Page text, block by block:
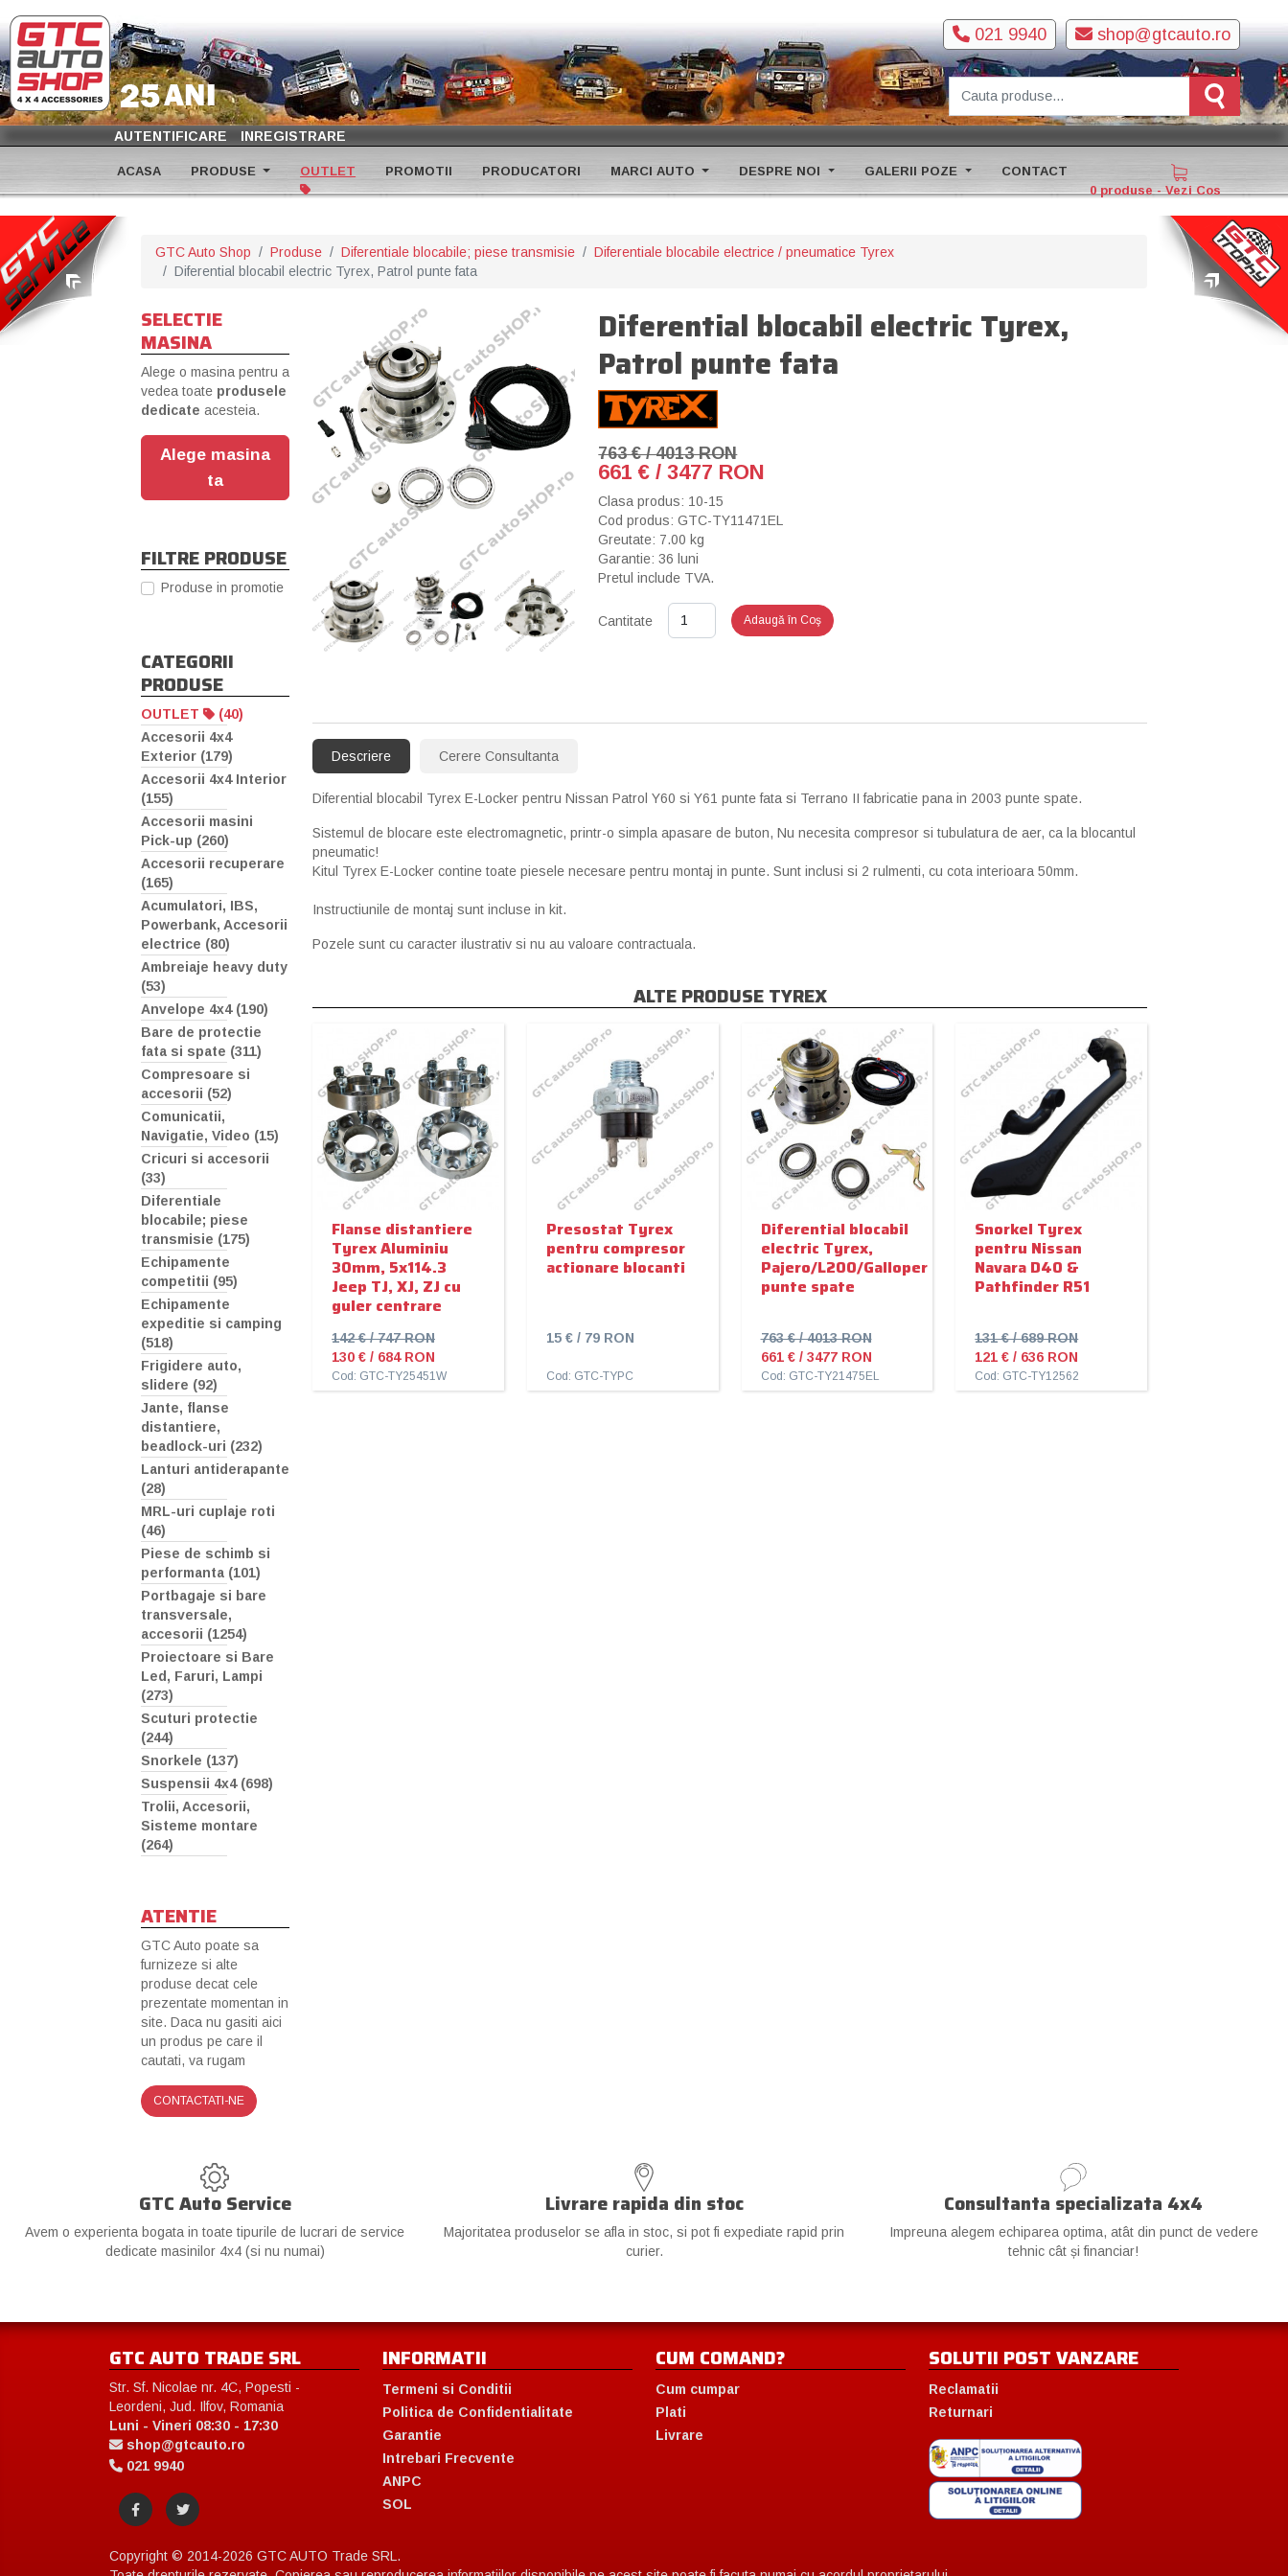
shop@gtcauto.ro
021 9940
AUTENTIFICARE INREGISTRARE
ACASA PRODUSE OUTLET PROMOTII PRODUCATORI MARCI AUTO DESPRE NOI GALERII POZE
CONTACT
0 produse - Vezi Cos
GTC Auto Shop Produse Diferentiale blocabile; piese transmisie
Diferentiale blocabile electrice / pneumatice Tyrex
Diferential blocabil electric Tyrex, Patrol punte fata
‹ ›
Diferential blocabil electric Tyrex,
Patrol punte fata
763 € / 4013 RON
661 € / 3477 RON
Clasa produs: 10-15
Cod produs: GTC-TY11471EL
Greutate: 7.00 kg
Garantie: 36 luni
Pretul include TVA.
Cantitate Adaugă în Coş
Descriere Cerere Consultanta
Diferential blocabil Tyrex E-Locker pentru Nissan Patrol Y60 si Y61 punte fata si Terrano II fabricatie pana in 2003 punte spate.
Sistemul de blocare este electromagnetic, printr-o simpla apasare de buton, Nu necesita compresor si tubulatura de aer, ca la blocantul
pneumatic!
Kitul Tyrex E-Locker contine toate piesele necesare pentru montaj in punte. Sunt inclusi si 2 rulmenti, cu cota interioara 50mm.
Instructiunile de montaj sunt incluse in kit.
Pozele sunt cu caracter ilustrativ si nu au valoare contractuala.
ALTE PRODUSE TYREX
Flanse distantiere
Tyrex Aluminiu
30mm, 5x114.3
Jeep TJ, XJ, ZJ cu
guler centrare
142 € / 747 RON
130 € / 684 RON
Cod: GTC-TY25451W
Presostat Tyrex
pentru compresor
actionare blocanti
15 € / 79 RON
Cod: GTC-TYPC
Diferential blocabil
electric Tyrex,
Pajero/L200/Galloper
punte spate
763 € / 4013 RON
661 € / 3477 RON
Cod: GTC-TY21475EL
Snorkel Tyrex
pentru Nissan
Navara D40 &
Pathfinder R51
131 € / 689 RON
121 € / 636 RON
Cod: GTC-TY12562
SELECTIE
MASINA
Alege o masina pentru a
vedea toate produsele
dedicate acesteia.
Alege masina
ta
FILTRE PRODUSE
Produse in promotie
CATEGORII
PRODUSE
OUTLET
(40)
Accesorii 4x4
Exterior (179)
Accesorii 4x4 Interior
(155)
Accesorii masini
Pick-up (260)
Accesorii recuperare
(165)
Acumulatori, IBS,
Powerbank, Accesorii
electrice (80)
Ambreiaje heavy duty
(53)
Anvelope 4x4 (190)
Bare de protectie
fata si spate (311)
Compresoare si
accesorii (52)
Comunicatii,
Navigatie, Video (15)
Cricuri si accesorii
(33)
Diferentiale
blocabile; piese
transmisie (175)
Echipamente
competitii (95)
Echipamente
expeditie si camping
(518)
Frigidere auto,
slidere (92)
Jante, flanse
distantiere,
beadlock-uri (232)
Lanturi antiderapante
(28)
MRL-uri cuplaje roti
(46)
Piese de schimb si
performanta (101)
Portbagaje si bare
transversale,
accesorii (1254)
Proiectoare si Bare
Led, Faruri, Lampi
(273)
Scuturi protectie
(244)
Snorkele (137)
Suspensii 4x4 (698)
Trolii, Accesorii,
Sisteme montare
(264)
ATENTIE
GTC Auto poate sa
furnizeze si alte
produse decat cele
prezentate momentan in
site. Daca nu gasiti aici
un produs pe care il
cautati, va rugam
CONTACTATI-NE
GTC Auto Service
Avem o experienta bogata in toate tipurile de lucrari de service
dedicate masinilor 4x4 (si nu numai)
Livrare rapida din stoc
Majoritatea produselor se afla in stoc, si pot fi expediate rapid prin
curier.
Consultanta specializata 4x4
Impreuna alegem echiparea optima, atât din punct de vedere
tehnic cât și financiar!
GTC AUTO TRADE SRL
Str. Sf. Nicolae nr. 4C, Popesti -
Leordeni, Jud. Ilfov, Romania
Luni - Vineri 08:30 - 17:30
shop@gtcauto.ro
021 9940
INFORMATII
Termeni si Conditii
Politica de Confidentialitate
Garantie
Intrebari Frecvente
ANPC
SOL
CUM COMAND?
Cum cumpar
Plati
Livrare
SOLUTII POST VANZARE
Reclamatii
Returnari
Copyright © 2014-2026 GTC AUTO Trade SRL.